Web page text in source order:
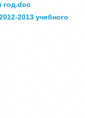
год.doc
2013 учебного